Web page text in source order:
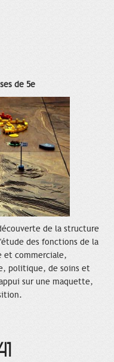
de 5e
de la structure
des fonctions de la
et commerciale,
politique, de soins et
sur une maquette,